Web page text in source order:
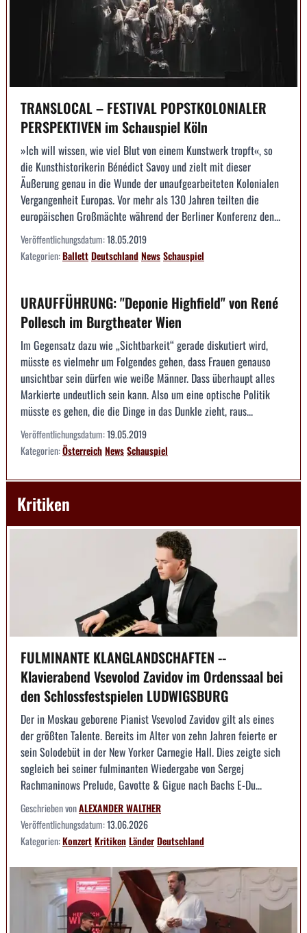
TRANSLOCAL – FESTIVAL POPSTKOLONIALER
PERSPEKTIVEN im Schauspiel Köln
»Ich will wissen, wie viel Blut von einem Kunstwerk tropft«, so
die Kunsthistorikerin Bénédict Savoy und zielt mit dieser
Äußerung genau in die Wunde der unaufgearbeiteten Kolonialen
Vergangenheit Europas. Vor mehr als 130 Jahren teilten die
europäischen Großmächte während der Berliner Konferenz den...
Veröffentlichungsdatum:18.05.2019
Kategorien:BallettDeutschlandNewsSchauspiel
URAUFFÜHRUNG: "Deponie Highfield" von René
Pollesch im Burgtheater Wien
Im Gegensatz dazu wie „Sichtbarkeit“ gerade diskutiert wird,
müsste es vielmehr um Folgendes gehen, dass Frauen genauso
unsichtbar sein dürfen wie weiße Männer. Dass überhaupt alles
Markierte undeutlich sein kann. Also um eine optische Politik
müsste es gehen, die die Dinge in das Dunkle zieht, raus...
Veröffentlichungsdatum:19.05.2019
Kategorien:ÖsterreichNewsSchauspiel
Kritiken
FULMINANTE KLANGLANDSCHAFTEN --
Klavierabend Vsevolod Zavidov im Ordenssaal bei
den Schlossfestspielen LUDWIGSBURG
Der in Moskau geborene Pianist Vsevolod Zavidov gilt als eines
der größten Talente. Bereits im Alter von zehn Jahren feierte er
sein Solodebüt in der New Yorker Carnegie Hall. Dies zeigte sich
sogleich bei seiner fulminanten Wiedergabe von Sergej
Rachmaninows Prelude, Gavotte & Gigue nach Bachs E-Du...
Geschrieben vonALEXANDER WALTHER
Veröffentlichungsdatum:13.06.2026
Kategorien:KonzertKritikenLänderDeutschland